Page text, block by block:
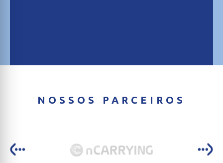
NOSSOS PARCEIROS